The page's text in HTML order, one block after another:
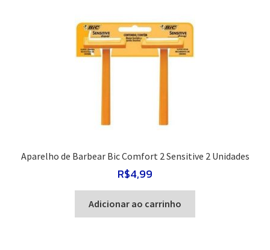
Aparelho de Barbear Bic Comfort 2 Sensitive 2 Unidades
R$4,99
Adicionar ao carrinho